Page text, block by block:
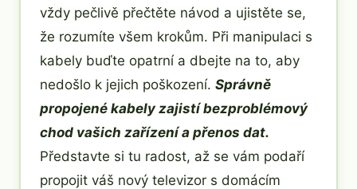
vždy pečlivě přečtěte návod a ujistěte se,
že rozumíte všem krokům. Při manipulaci s
kabely buďte opatrní a dbejte na to, aby
nedošlo k jejich poškození. Správně
propojené kabely zajistí bezproblémový
chod vašich zařízení a přenos dat.
Představte si tu radost, až se vám podaří
propojit váš nový televizor s domácím